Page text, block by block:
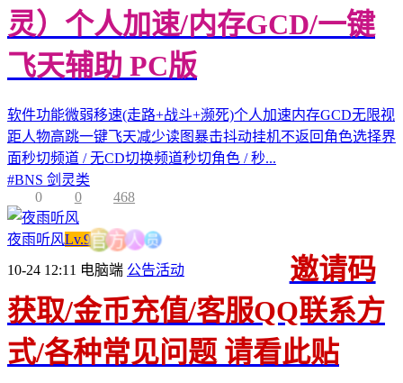
灵）个人加速/内存GCD/一键
飞天辅助 PC版
软件功能微弱移速(走路+战斗+濒死)个人加速内存GCD无限视
距人物高跳一键飞天减少读图暴击抖动挂机不返回角色选择界
面秒切频道 / 无CD切换频道秒切角色 / 秒...
#BNS 剑灵类
0
0 468
夜雨听风Lv.9官 方人员
10-24 12:11 电脑端 公告活动
邀请码
获取/金币充值/客服QQ联系方
式/各种常见问题 请看此贴